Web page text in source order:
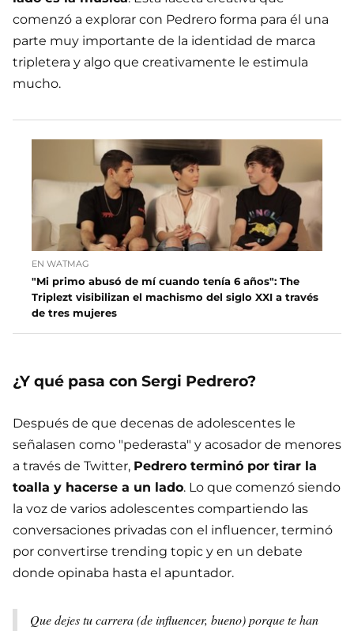
comenzó a explorar con Pedrero forma para él una
parte muy importante de la identidad de marca
tripletera y algo que creativamente le estimula
mucho.
EN WATMAG
"Mi primo abusó de mí cuando tenía 6 años": The
Triplezt visibilizan el machismo del siglo XXI a través
de tres mujeres
¿Y qué pasa con Sergi Pedrero?
Después de que decenas de adolescentes le
señalasen como "pederasta" y acosador de menores
a través de Twitter, Pedrero terminó por tirar la
toalla y hacerse a un lado. Lo que comenzó siendo
la voz de varios adolescentes compartiendo las
conversaciones privadas con el influencer, terminó
por convertirse trending topic y en un debate
donde opinaba hasta el apuntador.
Que dejes tu carrera (de influencer, bueno) porque te han